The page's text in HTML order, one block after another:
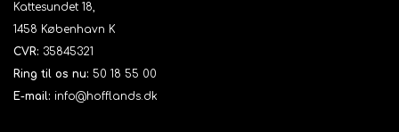
Kattesundet 18,
1458 København K
CVR: 35845321
Ring til os nu: 50 18 55 00
E-mail: info@hofflands.dk